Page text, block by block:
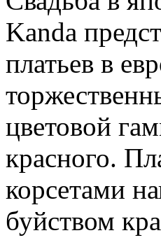
Kanda
платьев в
цветовой
красного.
корсетами
буйством